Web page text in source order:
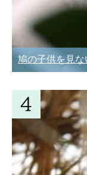
鳩の子供を見な